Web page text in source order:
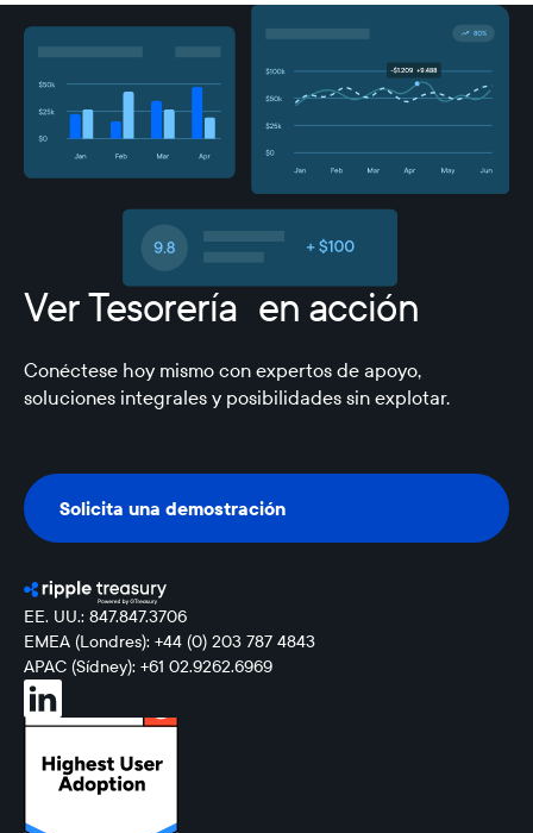
Ver Tesorería en acción
Conéctese hoy mismo con expertos de apoyo,
soluciones integrales y posibilidades sin explotar.
Solicita una demostración
Solicita una demostración
EE. UU.: 847.847.3706
EMEA (Londres): +44 (0) 203 787 4843
APAC (Sídney): +61 02.9262.6969